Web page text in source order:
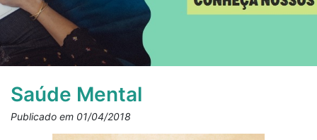
Saúde Mental
Publicado em 01/04/2018